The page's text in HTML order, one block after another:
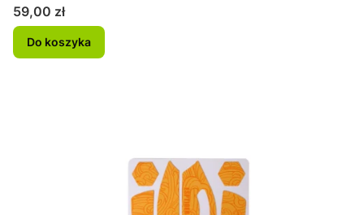
Cena
59,00 zł
Do koszyka